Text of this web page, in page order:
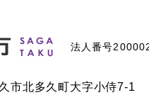
法人番号
市北多久町大字小侍7-1